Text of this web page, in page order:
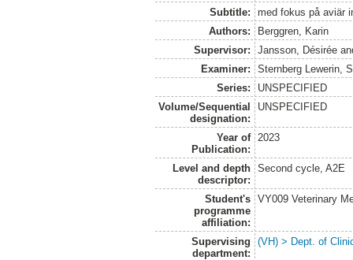
Subtitle:
med fokus på aviär
Authors:
Berggren, Karin
Supervisor:
Jansson, Désirée
Examiner:
Sternberg Lewerin,
Series:
UNSPECIFIED
Volume/Sequential
designation:
UNSPECIFIED
Year of
Publication:
2023
Level and depth
descriptor:
Second cycle, A2E
Student's
programme
affiliation:
VY009 Veterinary
Supervising
department:
(VH) > Dept. of